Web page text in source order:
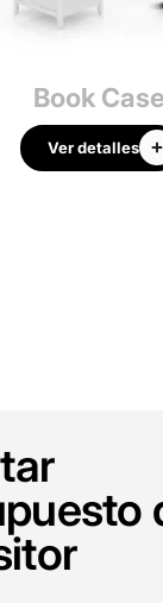
Book Case
Ver detalles